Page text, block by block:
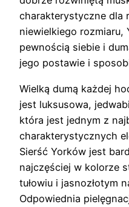
charakterystyczne dla
niewielkiego rozmiaru,
pewnością siebie i
jego postawie i
Wielką dumą każdej
jest luksusowa,
która jest jednym z
charakterystycznych
Sierść Yorków jest
najczęściej w kolorze
tułowiu i jasnozłotym
Odpowiednia